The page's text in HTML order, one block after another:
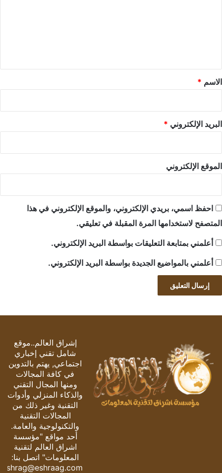
*
الاسم *
البريد الإلكتروني *
الموقع الإلكتروني
احفظ اسمي، بريدي الإلكتروني، والموقع الإلكتروني في هذا
المتصفح لاستخدامها المرة المقبلة في تعليقي.
أعلمني بمتابعة التعليقات بواسطة البريد الإلكتروني.
أعلمني بالمواضيع الجديدة بواسطة البريد الإلكتروني.
إشراق العالم..موقع
شامل تقني إخباري
اجتماعي, يهتم بالتدوين
في كافة المجالات
ومنها المجال التقني
والذكاء المنزلي وأدوات
التقنية وغير ذلك من
المجالات التقنية
والتكنولوجية والعامة.
أحد مواقع "مؤسسة
اشراق العالم لتقنية
المعلومات" اتصل بنا:
eshrag@eshraag.com